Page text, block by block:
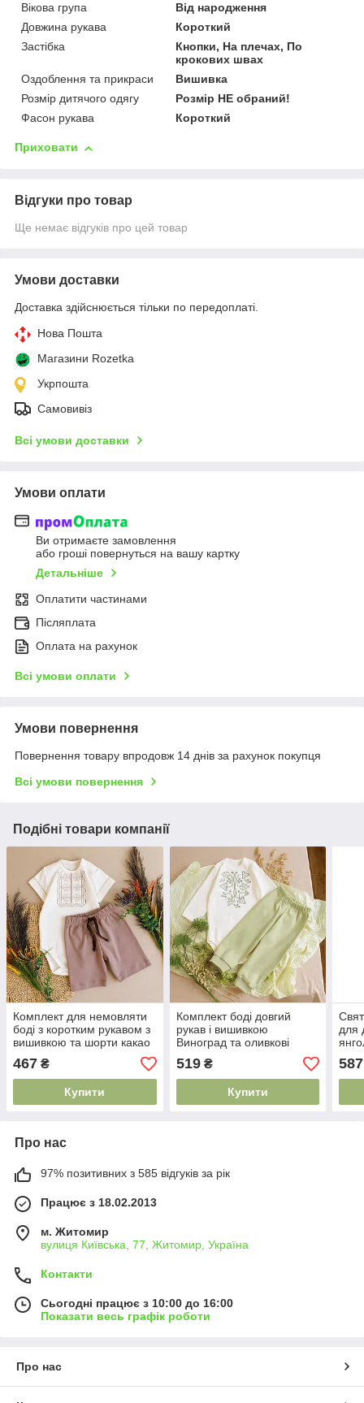
Вікова група
Від народження
Довжина рукава
Короткий
Застібка
Кнопки, На плечах, По
крокових швах
Оздоблення та прикраси
Вишивка
Розмір дитячого одягу
Розмір НЕ обраний!
Фасон рукава
Короткий
Приховати
Відгуки про товар
Ще немає відгуків про цей товар
Умови доставки
Доставка здійснюється тільки по передоплаті.
Нова Пошта
Магазини Rozetka
Укрпошта
Самовивіз
Всі умови доставки
Умови оплати
Ви отримаєте замовлення
або гроші повернуться на вашу картку
Детальніше
Оплатити частинами
Післяплата
Оплата на рахунок
Всі умови оплати
Умови повернення
Повернення товару впродовж 14 днів за рахунок покупця
Всі умови повернення
Подібні товари компанії
Комплект для немовляти
боді з коротким рукавом з
вишивкою та шорти какао
розміри 62 68 74 80 86 92
467 ₴
Купити
Комплект боді довгий
рукав і вишивкою
Виноград та оливкові
штани інтерлок для
немовлят 56 62 68 74 80
86 92
519₴
Купити
для
92
587
Про нас
97% позитивних з 585 відгуків за рік
Працює з 18.02.2013
м. Житомир
вулиця Київська, 77, Житомир, Україна
Контакти
Сьогодні працює з 10:00 до 16:00
Показати весь графік роботи
Про нас